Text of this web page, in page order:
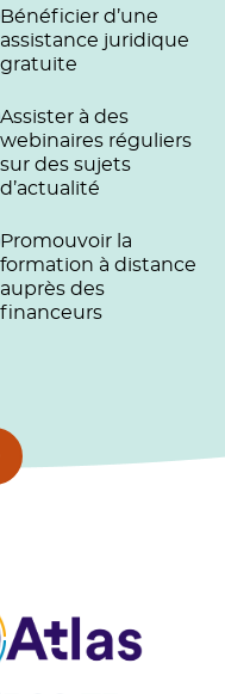
Bénéficier d’une
assistance juridique
gratuite
Assister à des
webinaires réguliers
sur des sujets
d’actualité
Promouvoir la
formation à distance
auprès des
financeurs